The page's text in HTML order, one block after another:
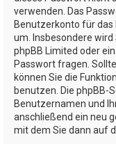
verwenden. Das
Benutzerkonto für das
um. Insbesondere
phpBB Limited oder
Passwort fragen.
können Sie die
benutzen. Die phpBB-
Benutzernamen und
anschließend ein neu
mit dem Sie dann auf